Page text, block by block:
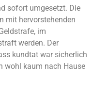
sofort umgesetzt. Die
mit hervorstehenden
im
werden. Der
kundtat war sicherlich
wohl kaum nach Hause